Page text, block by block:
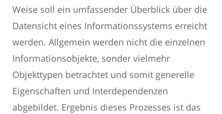
Weise soll ein umfassender Überblick über die
Datensicht eines Informationssystems erreicht
werden. Allgemein werden nicht die einzelnen
Informationsobjekte, sonder vielmehr
Objekttypen betrachtet und somit generelle
Eigenschaften und Interdependenzen
abgebildet. Ergebnis dieses Prozesses ist das